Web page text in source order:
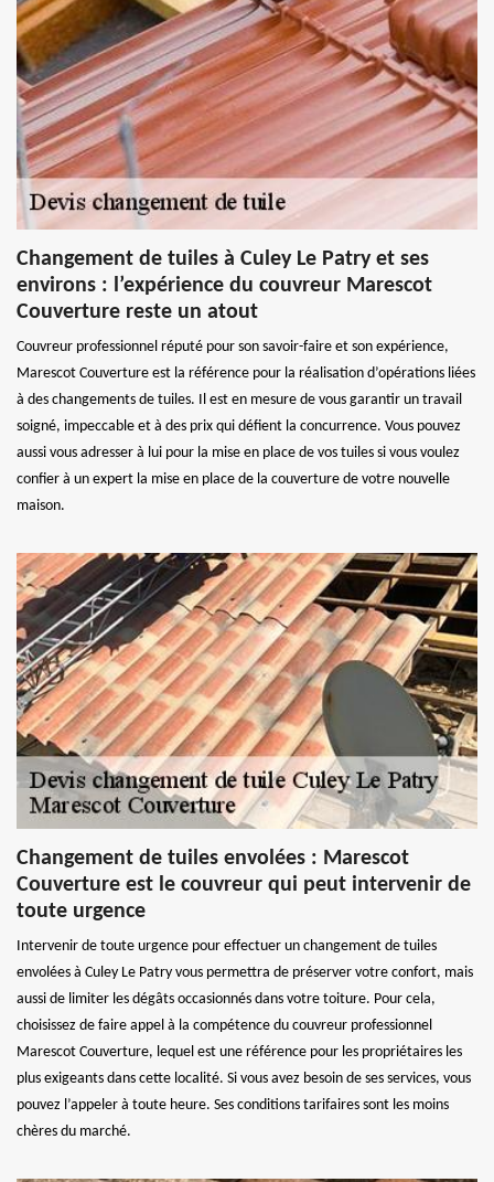
Changement de tuiles à Culey Le Patry et ses
environs : l’expérience du couvreur Marescot
Couverture reste un atout
Couvreur professionnel réputé pour son savoir-faire et son expérience,
Marescot Couverture est la référence pour la réalisation d’opérations liées
à des changements de tuiles. Il est en mesure de vous garantir un travail
soigné, impeccable et à des prix qui défient la concurrence. Vous pouvez
aussi vous adresser à lui pour la mise en place de vos tuiles si vous voulez
confier à un expert la mise en place de la couverture de votre nouvelle
maison.
Changement de tuiles envolées : Marescot
Couverture est le couvreur qui peut intervenir de
toute urgence
Intervenir de toute urgence pour effectuer un changement de tuiles
envolées à Culey Le Patry vous permettra de préserver votre confort, mais
aussi de limiter les dégâts occasionnés dans votre toiture. Pour cela,
choisissez de faire appel à la compétence du couvreur professionnel
Marescot Couverture, lequel est une référence pour les propriétaires les
plus exigeants dans cette localité. Si vous avez besoin de ses services, vous
pouvez l’appeler à toute heure. Ses conditions tarifaires sont les moins
chères du marché.